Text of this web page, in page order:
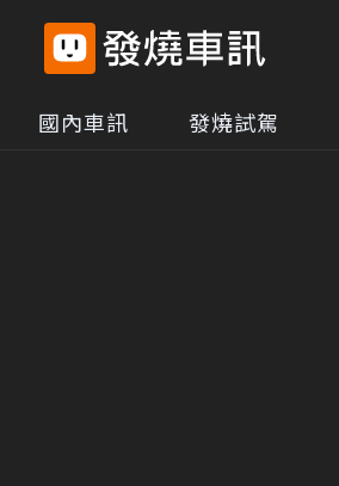
國內車訊 發燒試駕